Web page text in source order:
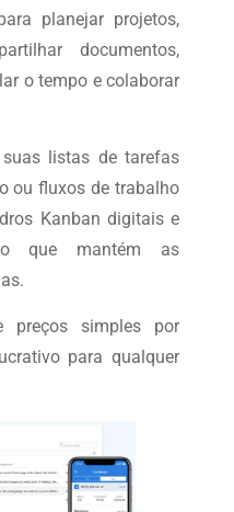
planejar projetos,
documentos,
o tempo e colaborar
listas de tarefas
ou fluxos de trabalho
Kanban digitais e
que mantém as
preços simples por
para qualquer